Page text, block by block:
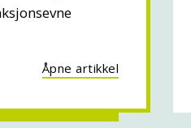
Åpne artikkel